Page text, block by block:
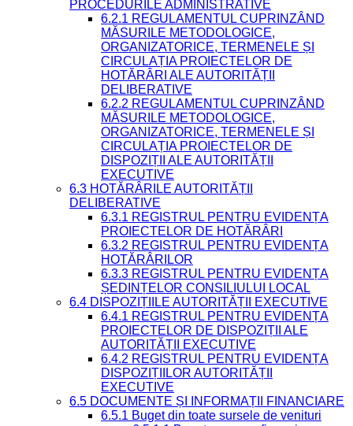
PROCEDURILE ADMINISTRATIVE
6.2.1 REGULAMENTUL CUPRINZÂND
MĂSURILE METODOLOGICE,
ORGANIZATORICE, TERMENELE ȘI
CIRCULAȚIA PROIECTELOR DE
HOTĂRÂRI ALE AUTORITĂȚII
DELIBERATIVE
6.2.2 REGULAMENTUL CUPRINZÂND
MĂSURILE METODOLOGICE,
ORGANIZATORICE, TERMENELE ȘI
CIRCULAȚIA PROIECTELOR DE
DISPOZIȚII ALE AUTORITĂȚII
EXECUTIVE
6.3 HOTĂRÂRILE AUTORITĂȚII
DELIBERATIVE
6.3.1 REGISTRUL PENTRU EVIDENȚA
PROIECTELOR DE HOTĂRÂRI
6.3.2 REGISTRUL PENTRU EVIDENȚA
HOTĂRÂRILOR
6.3.3 REGISTRUL PENTRU EVIDENȚA
ȘEDINȚELOR CONSILIULUI LOCAL
6.4 DISPOZIȚIILE AUTORITĂȚII EXECUTIVE
6.4.1 REGISTRUL PENTRU EVIDENȚA
PROIECTELOR DE DISPOZIȚII ALE
AUTORITĂȚII EXECUTIVE
6.4.2 REGISTRUL PENTRU EVIDENȚA
DISPOZIȚIILOR AUTORITĂȚII
EXECUTIVE
6.5 DOCUMENTE ȘI INFORMAȚII FINANCIARE
6.5.1 Buget din toate sursele de venituri